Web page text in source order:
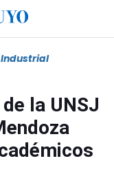
Industrial
la UNSJ